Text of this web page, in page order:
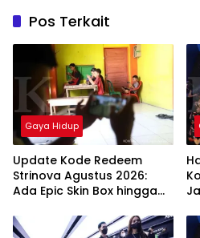
Pos Terkait
Gaya Hidup
Update Kode Redeem
Strinova Agustus 2026:
Ada Epic Skin Box hingga